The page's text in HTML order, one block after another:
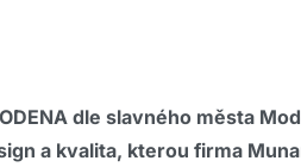
dle slavného města
a kvalita, kterou firma